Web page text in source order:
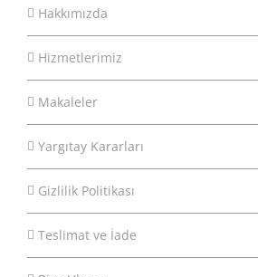
Hakkımızda
Hizmetlerimiz
Makaleler
Yargıtay Kararları
Gizlilik Politikası
Teslimat ve İade